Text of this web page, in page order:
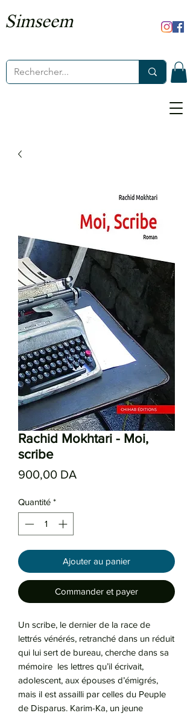
Simseem
Rachid Mokhtari - Moi,
scribe
900,00 DA
Quantité *
Ajouter au panier
Commander et payer
Un scribe, le dernier de la race de
lettrés vénérés, retranché dans un réduit
qui lui sert de bureau, cherche dans sa
mémoire les lettres qu’il écrivait,
adolescent, aux épouses d’émigrés,
mais il est assailli par celles du Peuple
de Disparus. Karim-Ka, un jeune